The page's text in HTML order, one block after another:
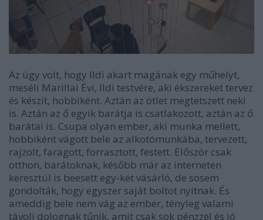
Az úgy volt, hogy Ildi akart magának egy műhelyt,
meséli Marillai Évi, Ildi testvére, aki ékszereket tervez
és készít, hobbiként. Aztán az ötlet megtetszett neki
is. Aztán az ő egyik barátja is csatlakozott, aztán az ő
barátai is. Csupa olyan ember, aki munka mellett,
hobbiként vágott bele az alkotómunkába, tervezett,
rajzolt, faragott, forrasztott, festett. Először csak
otthon, barátoknak, később már az interneten
keresztül is beesett egy-két vásárló, de sosem
gondolták, hogy egyszer saját boltot nyitnak. És
ameddig bele nem vág az ember, tényleg valami
távoli dolognak tűnik, amit csak sok pénzzel és jó